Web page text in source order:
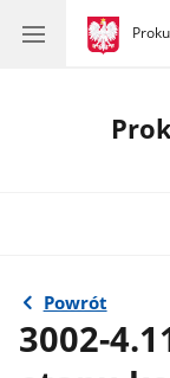
gov.pl
Powrót
3002-